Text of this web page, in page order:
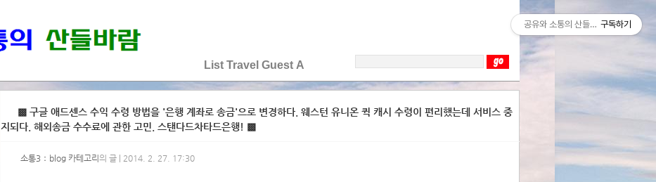
List Travel Guest A
▩ 구글 애드센스 수익 수령 방법을 '은행 계좌로 송금'으로 변경하다. 웨스턴 유니온 퀵 캐시 수령이 편리했는데 서비스 중
지되다. 해외송금 수수료에 관한 고민. 스탠다드차타드은행! ▩
소통3：blog 카테고리 의 글 | 2014. 2. 27. 17:30
공유와 소통의 산들바람구독하기